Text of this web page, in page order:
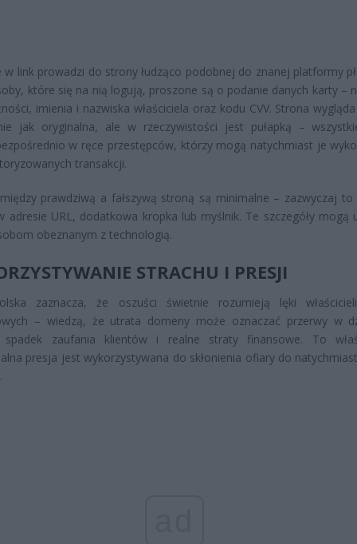
w link prowadzi do strony łudząco podobnej do znanej platformy
które się na nią logują, proszone są o podanie danych karty –
imienia i nazwiska właściciela oraz kodu CVV. Strona
jak oryginalna, ale w rzeczywistości jest pułapką –
w ręce przestępców, którzy mogą natychmiast je
transakcji.
prawdziwą a fałszywą stroną są minimalne – zazwyczaj to
adresie URL, dodatkowa kropka lub myślnik. Te szczegóły mogą
obeznanym z technologią.
STRACHU I PRESJI
zaznacza, że oszuści świetnie rozumieją lęki
– wiedzą, że utrata domeny może oznaczać przerwy w
spadek zaufania klientów i realne straty finansowe. To
presja jest wykorzystywana do skłonienia ofiary do